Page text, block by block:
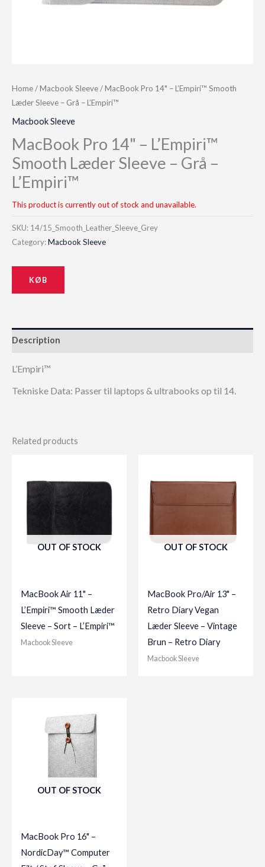
Home/Macbook Sleeve/ MacBook Pro 14" – L’Empiri™ Smooth
Læder Sleeve – Grå – L’Empiri™
Macbook Sleeve
MacBook Pro 14" – L’Empiri™
Smooth Læder Sleeve – Grå –
L’Empiri™
This product is currently out of stock and unavailable.
SKU: 14/15_Smooth_Leather_Sleeve_Grey
Category:Macbook Sleeve
KØB
Description
L’Empiri™
Tekniske Data: Passer til laptops & ultrabooks op til 14.
Related products
OUT OF STOCK
MacBook Air 11" –
L’Empiri™ Smooth Læder
Sleeve – Sort – L’Empiri™
Macbook Sleeve
OUT OF STOCK
MacBook Pro/Air 13" –
Retro Diary Vegan
Læder Sleeve – Vintage
Brun – Retro Diary
Macbook Sleeve
OUT OF STOCK
MacBook Pro 16" –
NordicDay™ Computer